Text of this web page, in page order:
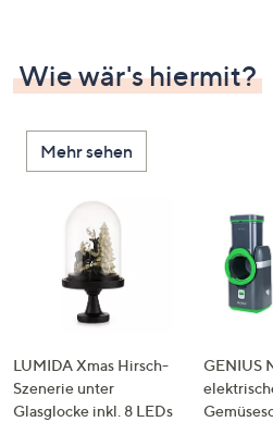
Wie wär's hiermit?
Mehr sehen
LUMIDA Xmas Hirsch-
Szenerie unter
Glasglocke inkl. 8 LEDs
GENIUS